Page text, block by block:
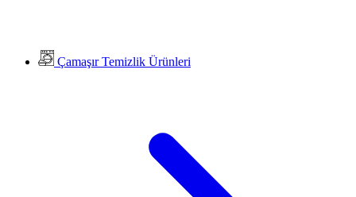
Çamaşır Temizlik Ürünleri